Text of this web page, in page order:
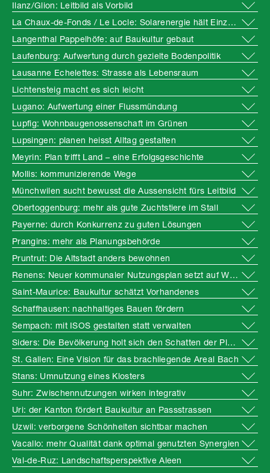
Ilanz/Glion: Leitbild als Vorbild
La Chaux-de-Fonds / Le Locle: Solarenergie hält Einzug in ein Ortsbild von nationaler Bedeutung
Langenthal Pappelhöfe: auf Baukultur gebaut
Laufenburg: Aufwertung durch gezielte Bodenpolitik
Lausanne Echelettes: Strasse als Lebensraum
Lichtensteig macht es sich leicht
Lugano: Aufwertung einer Flussmündung
Lupfig: Wohnbaugenossenschaft im Grünen
Lupsingen: planen heisst Alltag gestalten
Meyrin: Plan trifft Land – eine Erfolgsgeschichte
Mollis: kommunizierende Wege
Münchwilen sucht bewusst die Aussensicht fürs Leitbild
Obertoggenburg: mehr als gute Zuchtstiere im Stall
Payerne: durch Konkurrenz zu guten Lösungen
Prangins: mehr als Planungsbehörde
Pruntrut: Die Altstadt anders bewohnen
Renens: Neuer kommunaler Nutzungsplan setzt auf Wiederverwendung
Saint-Maurice: Baukultur schätzt Vorhandenes
Schaffhausen: nachhaltiges Bauen fördern
Sempach: mit ISOS gestalten statt verwalten
Siders: Die Bevölkerung holt sich den Schatten der Platanen zurück
St. Gallen: Eine Vision für das brachliegende Areal Bach
Stans: Umnutzung eines Klosters
Suhr: Zwischennutzungen wirken integrativ
Uri: der Kanton fördert Baukultur an Passstrassen
Uzwil: verborgene Schönheiten sichtbar machen
Vacallo: mehr Qualität dank optimal genutzten Synergien
Val-de-Ruz: Landschaftsperspektive Aleen